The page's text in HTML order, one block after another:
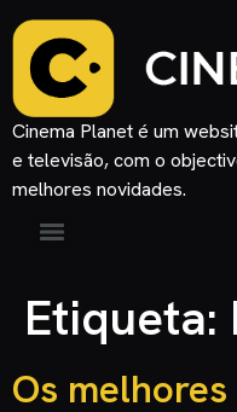
Cinema Planet é um
e televisão, com o
melhores novidades.
Etiqueta:
Os